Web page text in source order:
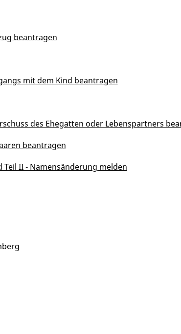
beantragen
mit dem Kind beantragen
des Ehegatten oder Lebenspartners
beantragen
II - Namensänderung melden